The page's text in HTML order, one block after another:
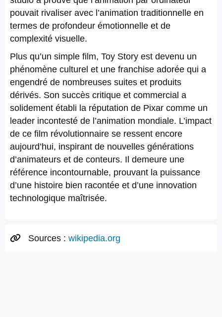
pouvait rivaliser avec l’animation traditionnelle en
termes de profondeur émotionnelle et de
complexité visuelle.
Plus qu’un simple film, Toy Story est devenu un
phénomène culturel et une franchise adorée qui a
engendré de nombreuses suites et produits
dérivés. Son succès critique et commercial a
solidement établi la réputation de Pixar comme un
leader incontesté de l’animation mondiale. L’impact
de ce film révolutionnaire se ressent encore
aujourd’hui, inspirant de nouvelles générations
d’animateurs et de conteurs. Il demeure une
référence incontournable, prouvant la puissance
d’une histoire bien racontée et d’une innovation
technologique maîtrisée.
Sources : wikipedia.org